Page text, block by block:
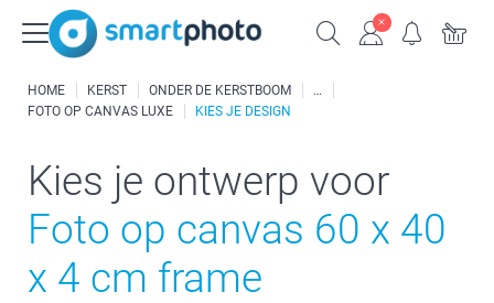
HOME KERST
ONDER DE KERSTBOOM
FOTO OP CANVAS LUXE
KIES JE DESIGN
Kies je ontwerp voor
Foto op canvas 60 x 40
x 4 cm frame